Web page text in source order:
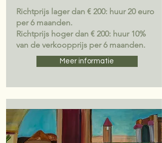
Richtprijs lager dan € 200: huur 20 euro
per 6 maanden.
Richtprijs hoger dan € 200: huur 10%
van de verkoopprijs per 6 maanden.
Meer informatie